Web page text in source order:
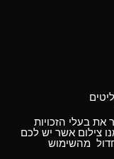
את בעלי הזכויות
צילום אשר יש לכם
מהשימוש